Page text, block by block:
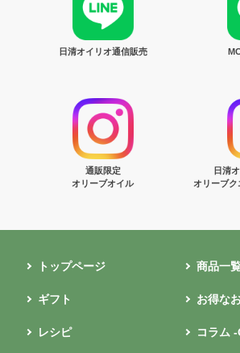
日清オイリオ通信販売
通販限定
オリーブオイル
日清
オリーブ
トップページ 商品一
ギフト お得な
レシピ コラム